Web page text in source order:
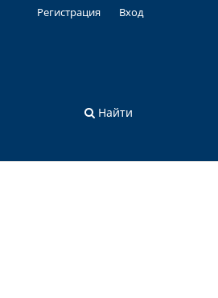
Найти
Регистрация Вход